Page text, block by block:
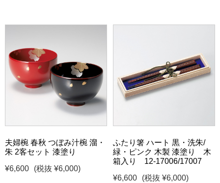
夫婦椀 春秋 つぼみ汁椀 溜・
朱 2客セット 漆塗り
¥6,600
(税抜 ¥6,000)
ふたり箸 ハート 黒・洗朱/
緑・ピンク 木製 漆塗り 木
箱入り 12-17006/17007
¥6,600
(税抜 ¥6,000)